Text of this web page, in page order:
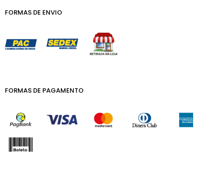
FORMAS DE ENVIO
FORMAS DE PAGAMENTO